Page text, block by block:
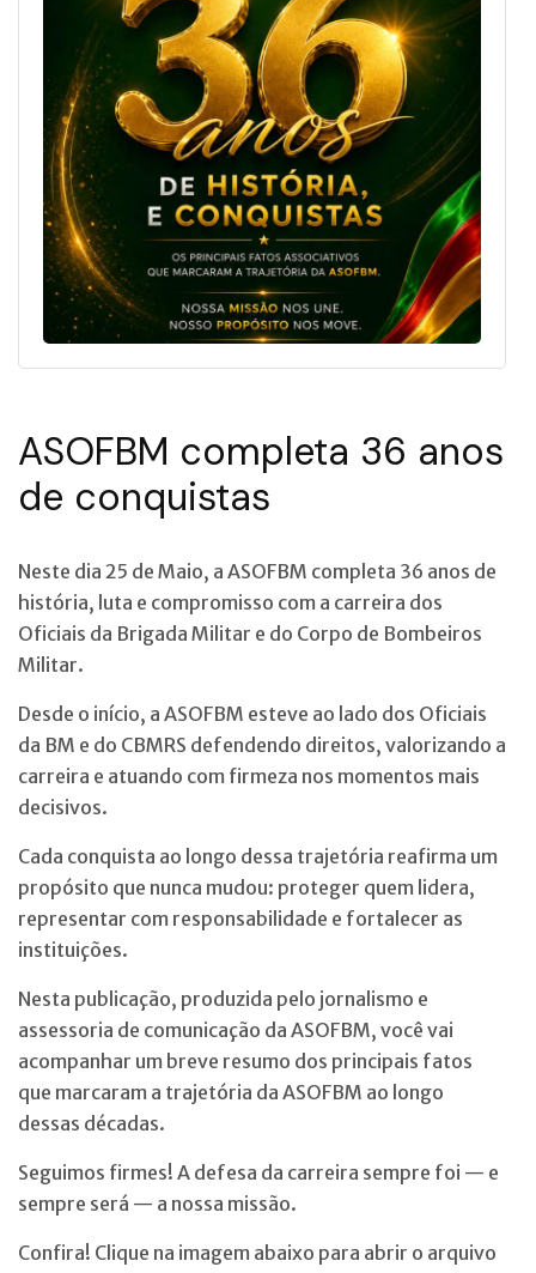
ASOFBM completa 36 anos
de conquistas
Neste dia 25 de Maio, a ASOFBM completa 36 anos de
história, luta e compromisso com a carreira dos
Oficiais da Brigada Militar e do Corpo de Bombeiros
Militar.
Desde o início, a ASOFBM esteve ao lado dos Oficiais
da BM e do CBMRS defendendo direitos, valorizando a
carreira e atuando com firmeza nos momentos mais
decisivos.
Cada conquista ao longo dessa trajetória reafirma um
propósito que nunca mudou: proteger quem lidera,
representar com responsabilidade e fortalecer as
instituições.
Nesta publicação, produzida pelo jornalismo e
assessoria de comunicação da ASOFBM, você vai
acompanhar um breve resumo dos principais fatos
que marcaram a trajetória da ASOFBM ao longo
dessas décadas.
Seguimos firmes! A defesa da carreira sempre foi — e
sempre será — a nossa missão.
Confira! Clique na imagem abaixo para abrir o arquivo